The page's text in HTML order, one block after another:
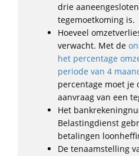
drie
tegemoetkoming is.
Hoeveel
verwacht. Met de
het percentage
periode van 4
percentage moet je
aanvraag van een
Het
Belastingdienst
betalingen
De tenaamstelling